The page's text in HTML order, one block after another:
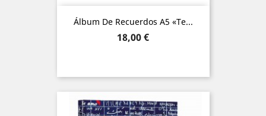
Álbum De Recuerdos A5 «Te...
Precio
18,00 €